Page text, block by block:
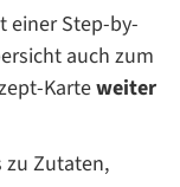
einer Step-by-
auch zum
Karteweiter
zu Zutaten,